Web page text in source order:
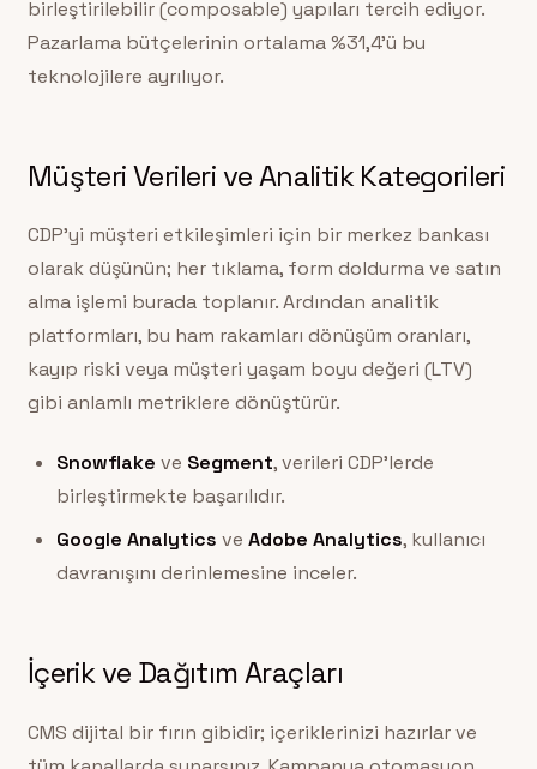
birleştirilebilir (composable) yapıları tercih ediyor.
Pazarlama bütçelerinin ortalama %31,4’ü bu
teknolojilere ayrılıyor.
Müşteri Verileri ve Analitik Kategorileri
CDP’yi müşteri etkileşimleri için bir merkez bankası
olarak düşünün; her tıklama, form doldurma ve satın
alma işlemi burada toplanır. Ardından analitik
platformları, bu ham rakamları dönüşüm oranları,
kayıp riski veya müşteri yaşam boyu değeri (LTV)
gibi anlamlı metriklere dönüştürür.
Snowflake ve Segment, verileri CDP’lerde
birleştirmekte başarılıdır.
Google Analytics ve Adobe Analytics, kullanıcı
davranışını derinlemesine inceler.
İçerik ve Dağıtım Araçları
CMS dijital bir fırın gibidir; içeriklerinizi hazırlar ve